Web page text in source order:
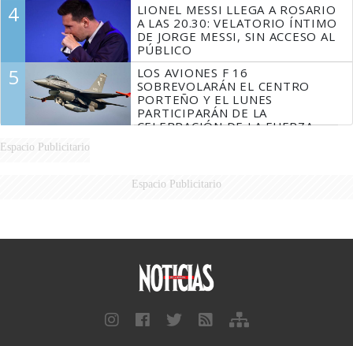
4
LIONEL MESSI LLEGA A ROSARIO
A LAS 20.30: VELATORIO ÍNTIMO
DE JORGE MESSI, SIN ACCESO AL
PÚBLICO
5
LOS AVIONES F 16
SOBREVOLARÁN EL CENTRO
PORTEÑO Y EL LUNES
PARTICIPARÁN DE LA
CELEBRACIÓN DE LA FUERZA
Espacio Publicitario
Espacio Publicitario